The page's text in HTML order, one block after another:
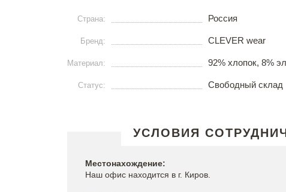
Страна: Россия
Бренд: CLEVER wear
Материал: 92% хлопок, 8%
Статус: Свободный склад
УСЛОВИЯ
Местонахождение:
Наш офис находится в г. Киров.